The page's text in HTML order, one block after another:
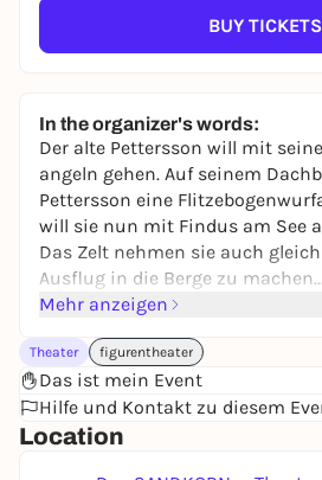
BUY TICKETS
In the organizer's words:
Der alte Pettersson will mit
angeln gehen. Auf seinem
Pettersson eine
will sie nun mit Findus am See
Das Zelt nehmen sie auch
Ausflug in die Berge zu machen.
Aber aus der Zeltidylle wird
ausprobieren wollen, wie das ist,
schlafen.
Spiel: Thomas Hänsel
Mehr anzeigen
Theater figurentheater
Das ist mein Event
Hilfe und Kontakt zu diesem
Location